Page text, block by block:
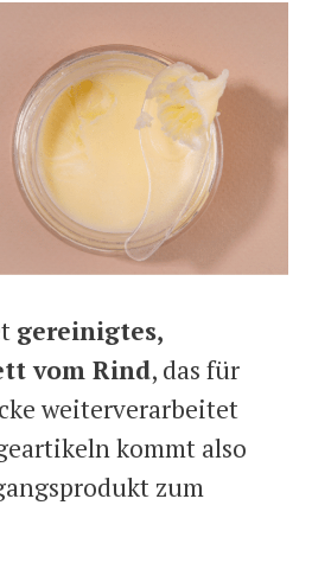
gereinigtes,
vom Rind, das für
weiterverarbeitet
kommt also
zum